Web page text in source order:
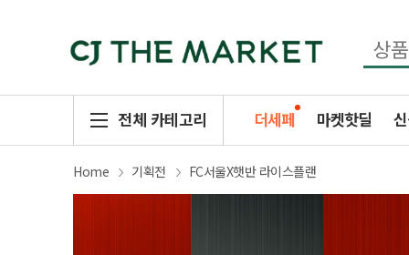
전체 카테고리 더세페 마켓핫딜
Home 기획전 FC서울X햇반 라이스플랜